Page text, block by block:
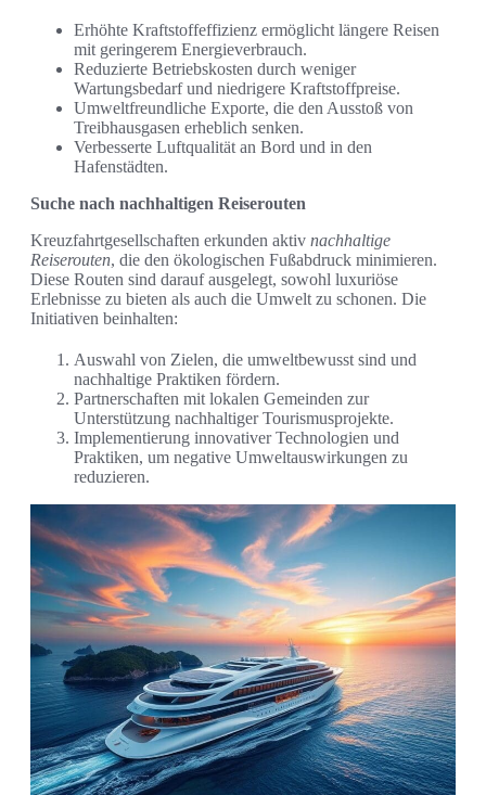
Erhöhte Kraftstoffeffizienz ermöglicht längere Reisen
mit geringerem Energieverbrauch.
Reduzierte Betriebskosten durch weniger
Wartungsbedarf und niedrigere Kraftstoffpreise.
Umweltfreundliche Exporte, die den Ausstoß von
Treibhausgasen erheblich senken.
Verbesserte Luftqualität an Bord und in den
Hafenstädten.
Suche nach nachhaltigen Reiserouten
Kreuzfahrtgesellschaften erkunden aktiv nachhaltige
Reiserouten, die den ökologischen Fußabdruck minimieren.
Diese Routen sind darauf ausgelegt, sowohl luxuriöse
Erlebnisse zu bieten als auch die Umwelt zu schonen. Die
Initiativen beinhalten:
Auswahl von Zielen, die umweltbewusst sind und
nachhaltige Praktiken fördern.
Partnerschaften mit lokalen Gemeinden zur
Unterstützung nachhaltiger Tourismusprojekte.
Implementierung innovativer Technologien und
Praktiken, um negative Umweltauswirkungen zu
reduzieren.